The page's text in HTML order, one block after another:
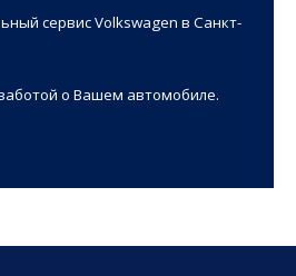
сервис Volkswagen в Санкт-
о Вашем автомобиле.